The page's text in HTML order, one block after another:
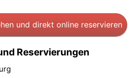
und direkt online reservieren
Reservierungen